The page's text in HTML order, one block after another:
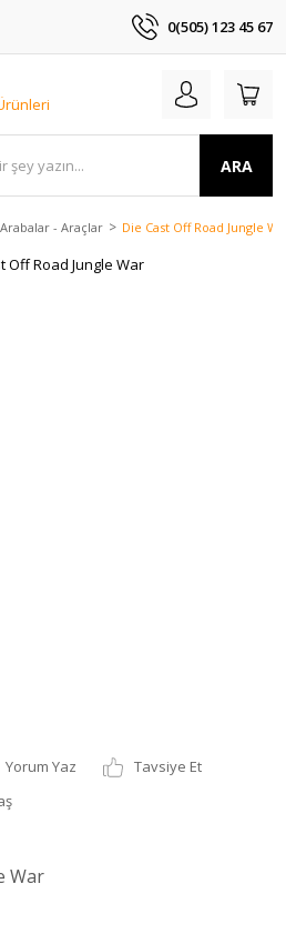
0(505) 123 45 67
ARA
- Araçlar Die Cast Off Road Jungle
Yorum Yaz
Tavsiye Et
War